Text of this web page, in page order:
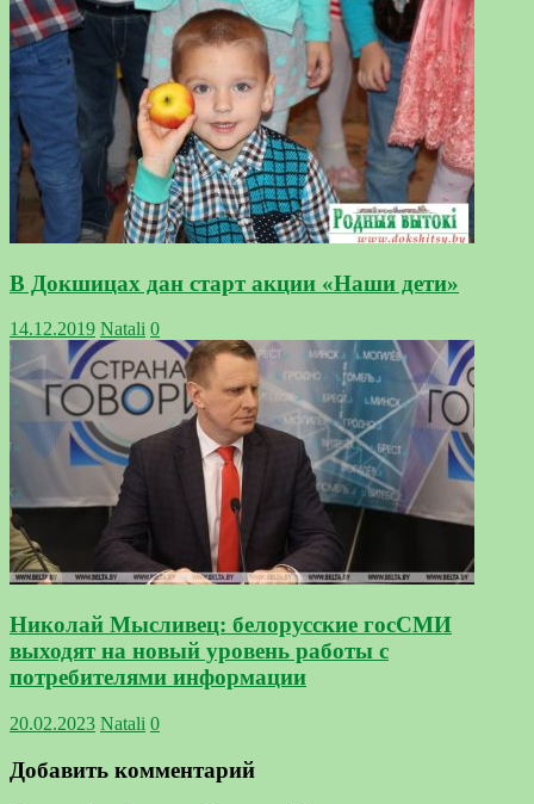
В Докшицах дан старт акции «Наши дети»
14.12.2019 Natali 0
Николай Мысливец: белорусские госСМИ
выходят на новый уровень работы с
потребителями информации
20.02.2023 Natali 0
Добавить комментарий